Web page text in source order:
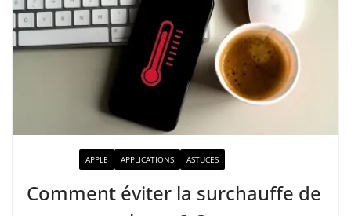
APPLE APPLICATIONS ASTUCES
Comment éviter la surchauffe de